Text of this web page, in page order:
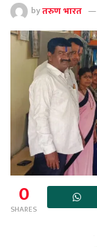
byतरुण भारत
0
SHARES